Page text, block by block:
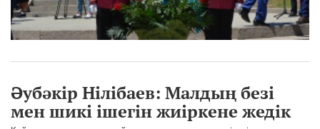
Әубәкір Нілібаев: Малдың безі
мен шикі ішегін жиіркене жедік